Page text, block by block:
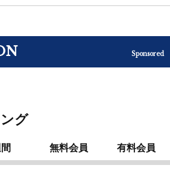
Sponsored
グ
無料会員 有料会員